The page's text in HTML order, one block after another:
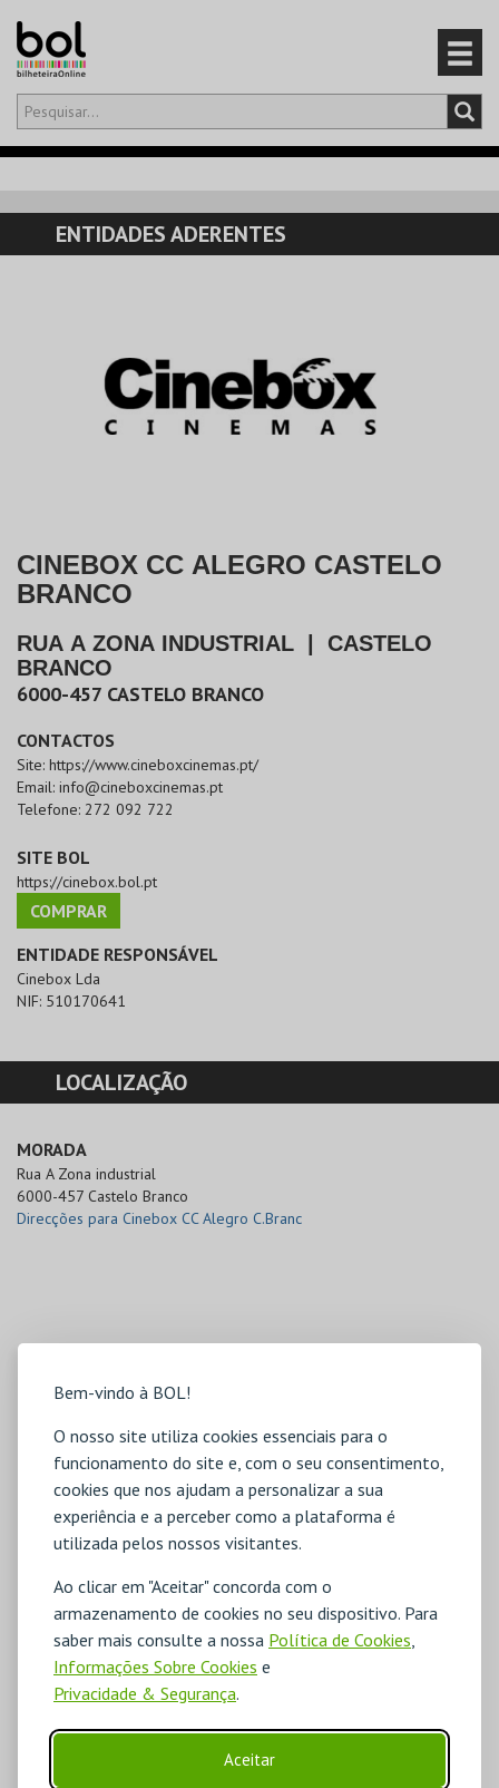
Bem-vindo à BOL!
O nosso site utiliza cookies essenciais para o
funcionamento do site e, com o seu consentimento,
cookies que nos ajudam a personalizar a sua
experiência e a perceber como a plataforma é
utilizada pelos nossos visitantes.
Ao clicar em "Aceitar" concorda com o
armazenamento de cookies no seu dispositivo. Para
saber mais consulte a nossa Política de Cookies
Informações Sobre Cookies e
Privacidade & Segurança.
Aceitar
Olá,iniciar sessão
CARRINHO
EVENTOS
PRODUTOS
ENTIDADES ADERENTES
CINEBOX CC ALEGRO CASTELO
BRANCO
RUA A ZONA INDUSTRIAL
CASTELO
BRANCO
6000-457 CASTELO BRANCO
CONTACTOS
Site: https://www.cineboxcinemas.pt/
Email: info@cineboxcinemas.pt
Telefone: 272 092 722
SITE BOL
https://cinebox.bol.pt
COMPRAR
ENTIDADE RESPONSÁVEL
Cinebox Lda
NIF: 510170641
LOCALIZAÇÃO
MORADA
Rua A Zona industrial
6000-457 Castelo Branco
Direcções para Cinebox CC Alegro C.Branc